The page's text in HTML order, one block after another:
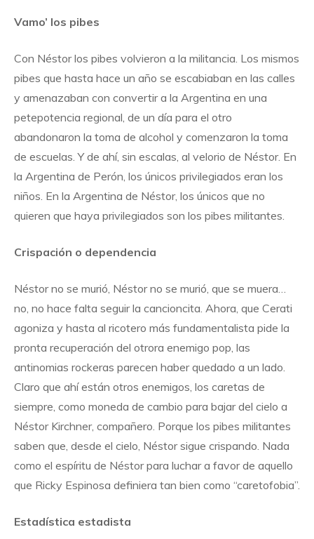
Vamo’ los pibes
Con Néstor los pibes volvieron a la militancia. Los mismos
pibes que hasta hace un año se escabiaban en las calles
y amenazaban con convertir a la Argentina en una
petepotencia regional, de un día para el otro
abandonaron la toma de alcohol y comenzaron la toma
de escuelas. Y de ahí, sin escalas, al velorio de Néstor. En
la Argentina de Perón, los únicos privilegiados eran los
niños. En la Argentina de Néstor, los únicos que no
quieren que haya privilegiados son los pibes militantes.
Crispación o dependencia
Néstor no se murió, Néstor no se murió, que se muera…
no, no hace falta seguir la cancioncita. Ahora, que Cerati
agoniza y hasta al ricotero más fundamentalista pide la
pronta recuperación del otrora enemigo pop, las
antinomias rockeras parecen haber quedado a un lado.
Claro que ahí están otros enemigos, los caretas de
siempre, como moneda de cambio para bajar del cielo a
Néstor Kirchner, compañero. Porque los pibes militantes
saben que, desde el cielo, Néstor sigue crispando. Nada
como el espíritu de Néstor para luchar a favor de aquello
que Ricky Espinosa definiera tan bien como “caretofobia”.
Estadística estadista